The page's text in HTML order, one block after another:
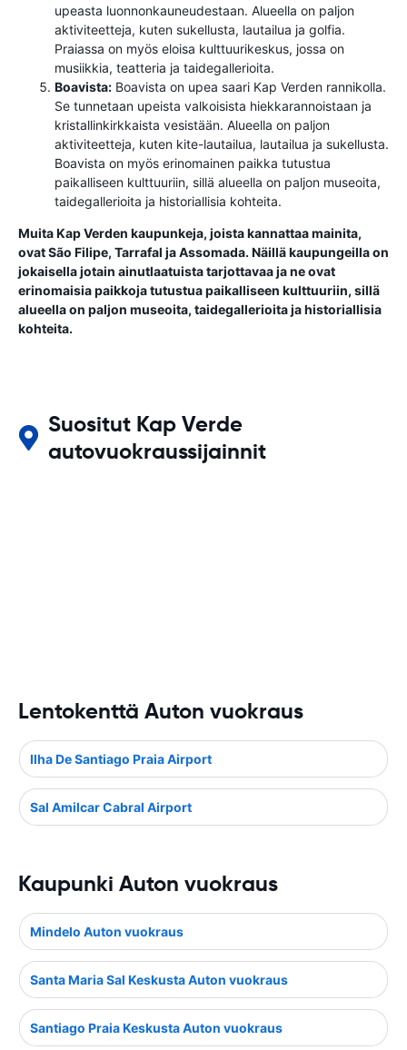
upeasta luonnonkauneudestaan. Alueella on paljon
aktiviteetteja, kuten sukellusta, lautailua ja golfia.
Praiassa on myös eloisa kulttuurikeskus, jossa on
musiikkia, teatteria ja taidegallerioita.
Boavista: Boavista on upea saari Kap Verden rannikolla.
Se tunnetaan upeista valkoisista hiekkarannoistaan ja
kristallinkirkkaista vesistään. Alueella on paljon
aktiviteetteja, kuten kite-lautailua, lautailua ja sukellusta.
Boavista on myös erinomainen paikka tutustua
paikalliseen kulttuuriin, sillä alueella on paljon museoita,
taidegallerioita ja historiallisia kohteita.
Muita Kap Verden kaupunkeja, joista kannattaa mainita,
ovat São Filipe, Tarrafal ja Assomada. Näillä kaupungeilla on
jokaisella jotain ainutlaatuista tarjottavaa ja ne ovat
erinomaisia paikkoja tutustua paikalliseen kulttuuriin, sillä
alueella on paljon museoita, taidegallerioita ja historiallisia
kohteita.
Suositut Kap Verde
autovuokraussijainnit
Lentokenttä Auton vuokraus
Ilha De Santiago Praia Airport
Sal Amilcar Cabral Airport
Kaupunki Auton vuokraus
Mindelo Auton vuokraus
Santa Maria Sal Keskusta Auton vuokraus
Santiago Praia Keskusta Auton vuokraus